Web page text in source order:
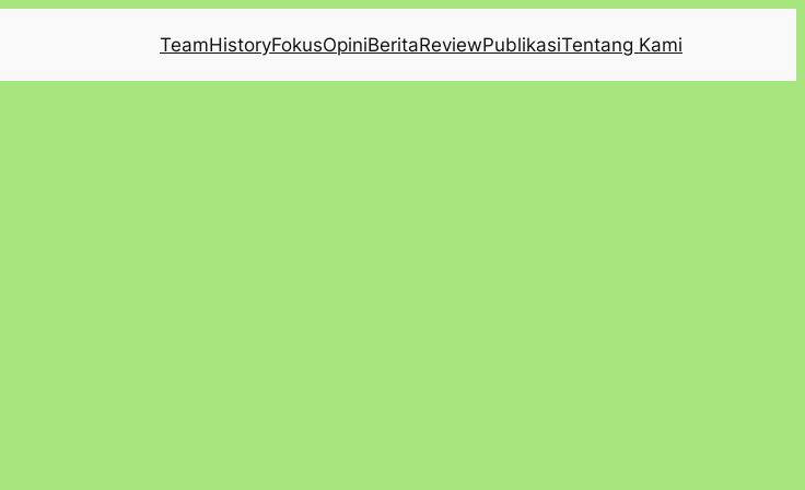
TeamHistoryFokusOpiniBeritaReviewPublikasiTentang Kami